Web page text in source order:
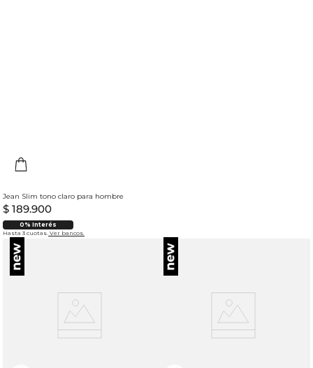
Jean Slim tono claro para hombre
$ 189.900
0% Interés
Hasta 3 cuotas. Ver bancos.